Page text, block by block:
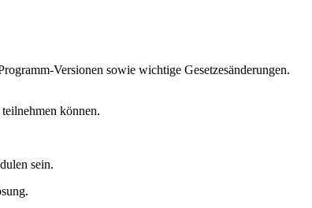
Versionen sowie wichtige Gesetzesänderungen.
können.
sein.